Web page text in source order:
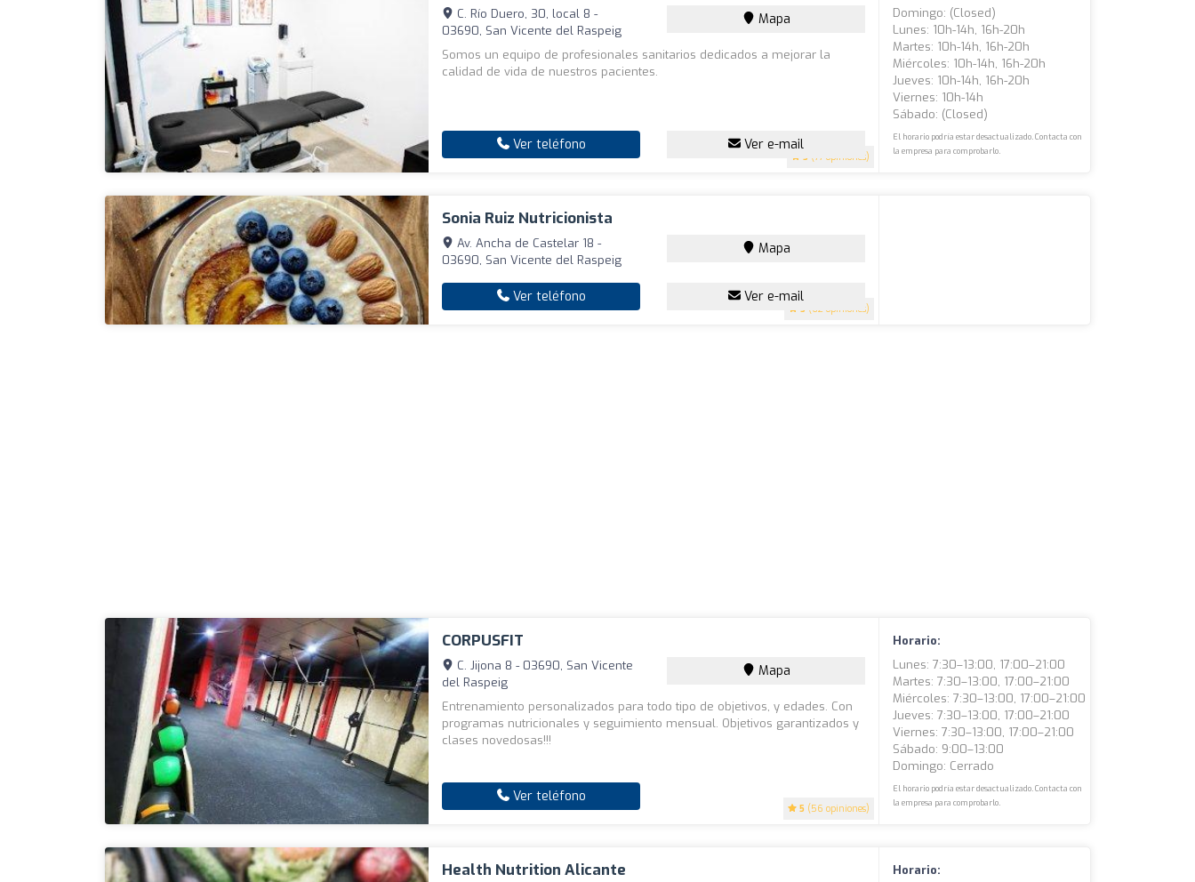
5 (77 opiniones)
C. Río Duero, 30, local 8 -
03690, San Vicente del Raspeig
Mapa
Somos un equipo de profesionales sanitarios dedicados a mejorar la
calidad de vida de nuestros pacientes.
Ver teléfono Ver e-mail
Domingo: (closed)
Lunes: 10h-14h, 16h-20h
Martes: 10h-14h, 16h-20h
Miércoles: 10h-14h, 16h-20h
Jueves: 10h-14h, 16h-20h
Viernes: 10h-14h
Sábado: (closed)
El horario podría estar desactualizado. Contacta con
la empresa para comprobarlo.
Sonia Ruiz Nutricionista
5 (62 opiniones)
Av. Ancha de Castelar 18 -
03690, San Vicente del Raspeig
Mapa
Ver teléfono Ver e-mail
CORPUSFIT
5 (56 opiniones)
C. Jijona 8 - 03690, San Vicente
del Raspeig
Mapa
Entrenamiento personalizados para todo tipo de objetivos, y edades. Con
programas nutricionales y seguimiento mensual. Objetivos garantizados y
clases novedosas!!!
Ver teléfono
Horario:
Lunes: 7:30–13:00, 17:00–21:00
Martes: 7:30–13:00, 17:00–21:00
Miércoles: 7:30–13:00, 17:00–21:00
Jueves: 7:30–13:00, 17:00–21:00
Viernes: 7:30–13:00, 17:00–21:00
Sábado: 9:00–13:00
Domingo: Cerrado
El horario podría estar desactualizado. Contacta con
la empresa para comprobarlo.
Health Nutrition Alicante
Horario: